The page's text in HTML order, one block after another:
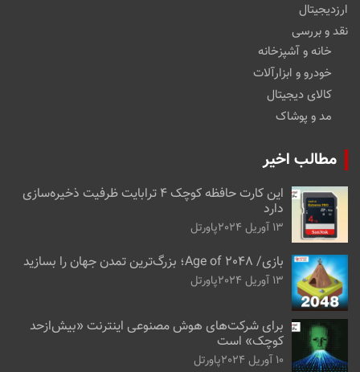
ارزدیجیتال
نقد و بررسی
خانه و آشپزخانه
خودرو و ابزارآلات
کالای دیجیتال
مد و پوشاک
مطالب اخیر
این کارت حافظه کوچک ۴ ترابایت ظرفیت ذخیره‌سازی
دارد
13 آوریل 2024 پاورتل
بازی/ Age of 2048؛ بزرگ‌ترین تمدن جهان را بسازید
13 آوریل 2024 پاورتل
برای شرکت‌های هوش مصنوعی اینترنت «بیش‌از‌حد
کوچک» است
10 آوریل 2024 پاورتل